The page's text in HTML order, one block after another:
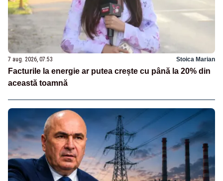
7 aug. 2026, 07:53 Stoica Marian
Facturile la energie ar putea crește cu până la 20% din
această toamnă